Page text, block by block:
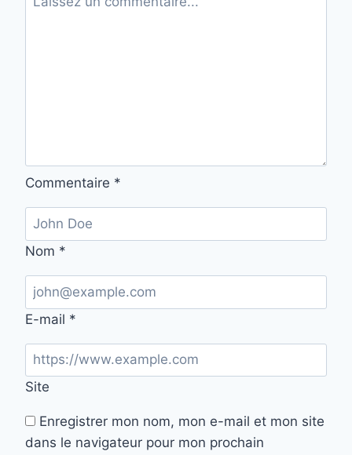
Commentaire *
Nom *
E-mail *
Site
Enregistrer mon nom, mon e-mail et mon site
dans le navigateur pour mon prochain